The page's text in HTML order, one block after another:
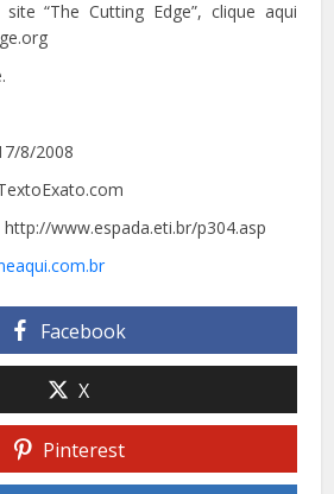
“The Cutting Edge”, clique aqui
8/2008
www.espada.eti.br/p304.asp
Facebook
X
Pinterest